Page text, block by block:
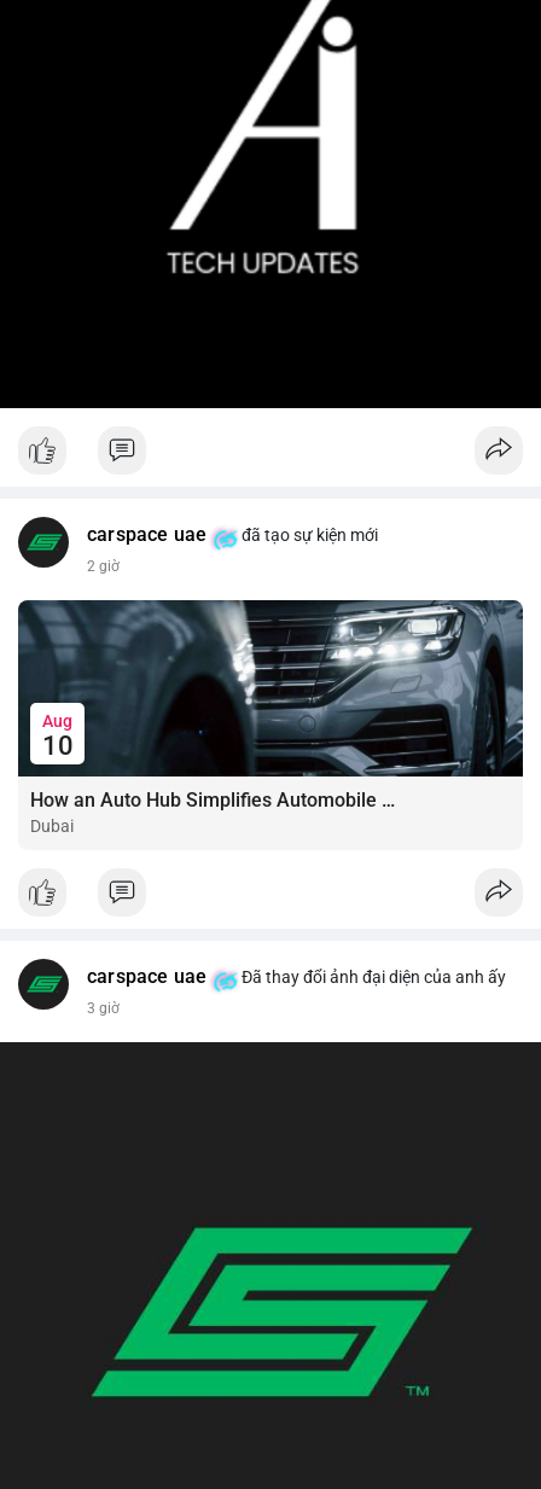
carspace uae đã tạo sự kiện mới
2 giờ
Aug
10
How an Auto Hub Simplifies Automobile Buying Services
Dubai
carspace uae Đã thay đổi ảnh đại diện của anh ấy
3 giờ